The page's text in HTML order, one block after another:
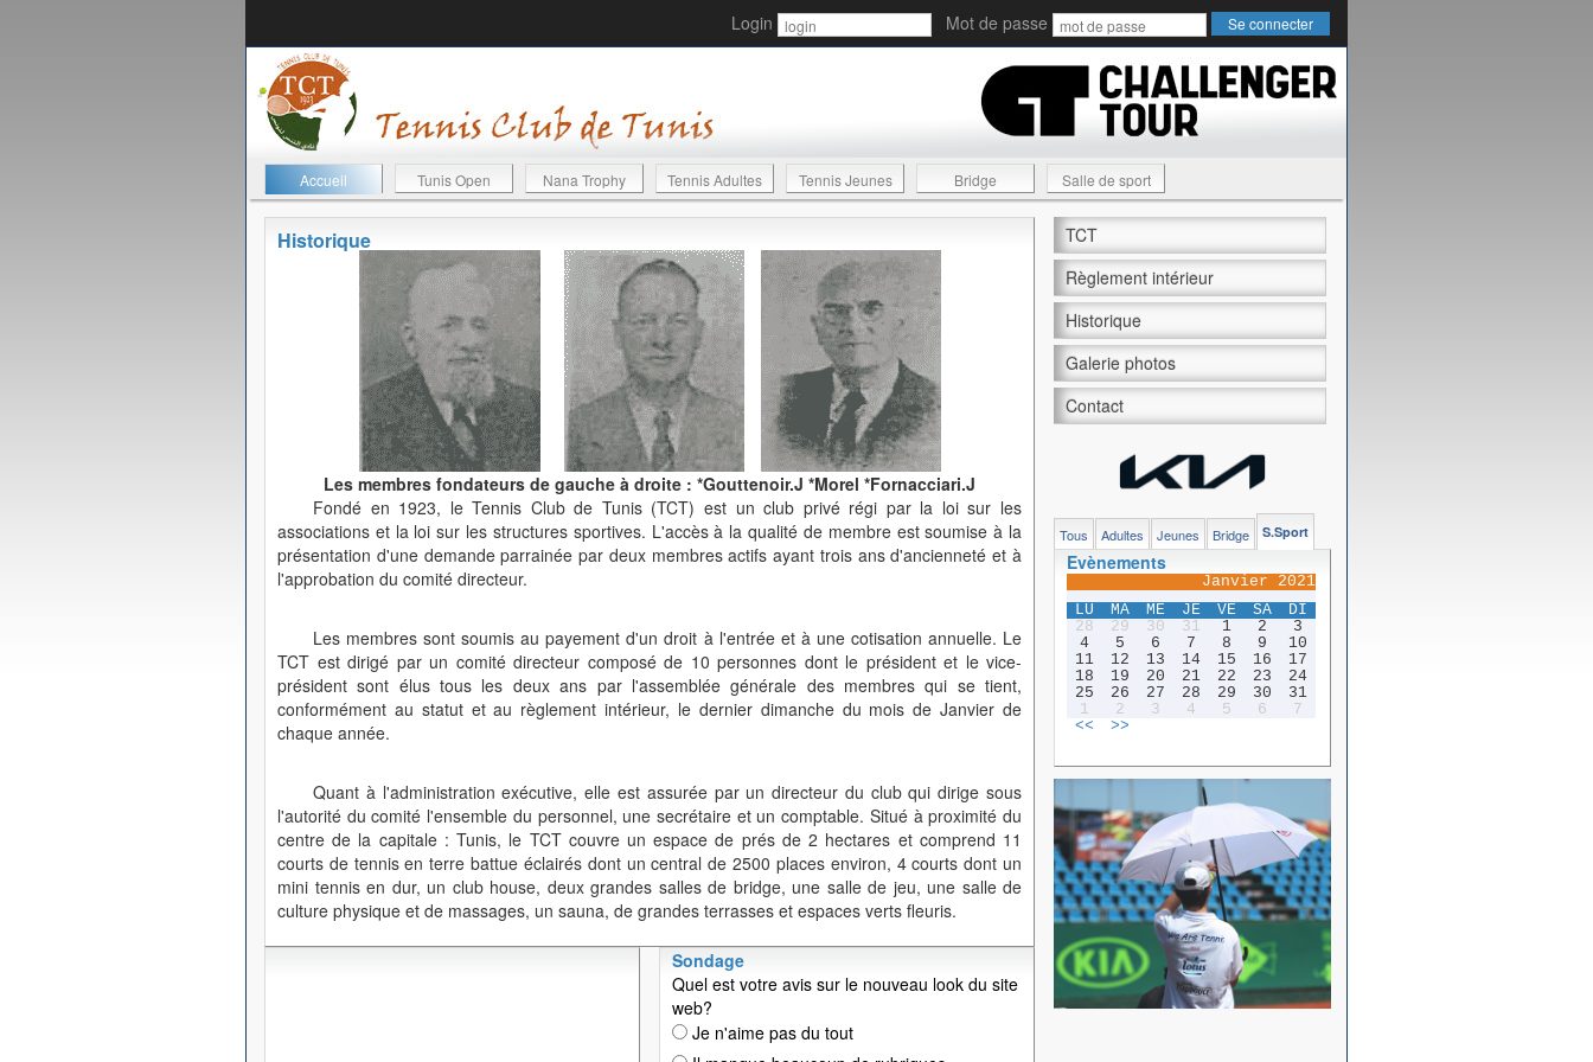
Login Mot de passe
Accueil Tunis Open Nana Trophy Tennis Adultes Tennis Jeunes Bridge Salle de sport
Historique
Les membres fondateurs de gauche à droite : *Gouttenoir.J *Morel *Fornacciari.J
Fondé en 1923, le Tennis Club de Tunis (TCT) est un club privé régi par la loi sur les
associations et la loi sur les structures sportives. L'accès à la qualité de membre est soumise à la
présentation d'une demande parrainée par deux membres actifs ayant trois ans d'ancienneté et à
l'approbation du comité directeur.
Les membres sont soumis au payement d'un droit à l'entrée et à une cotisation annuelle. Le
TCT est dirigé par un comité directeur composé de 10 personnes dont le président et le vice-
président sont élus tous les deux ans par l'assemblée générale des membres qui se tient,
conformément au statut et au règlement intérieur, le dernier dimanche du mois de Janvier de
chaque année.
Quant à l'administration exécutive, elle est assurée par un directeur du club qui dirige sous
l'autorité du comité l'ensemble du personnel, une secrétaire et un comptable. Situé à proximité du
centre de la capitale : Tunis, le TCT couvre un espace de prés de 2 hectares et comprend 11
courts de tennis en terre battue éclairés dont un central de 2500 places environ, 4 courts dont un
mini tennis en dur, un club house, deux grandes salles de bridge, une salle de jeu, une salle de
culture physique et de massages, un sauna, de grandes terrasses et espaces verts fleuris.
Sondage
Quel est votre avis sur le nouveau look du site
web?
Je n'aime pas du tout
TCT
Règlement intérieur
Historique
Galerie photos
Contact
Tous Adultes Jeunes Bridge S.Sport
Evènements
Janvier 2021
LU
MA ME JE VE SA
DI
28
29 30 31 1 2
3
4
5 6 7 8 9
10
11
12 13 14 15 16
17
18
19 20 21 22 23
24
25
26 27 28 29 30
31
1
2 3 4 5 6
7
<<
>>